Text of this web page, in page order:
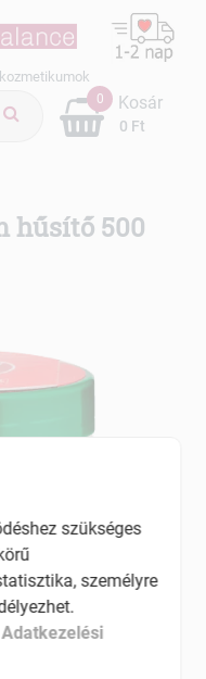
0
0 Ft
Kosár
hűsítő 500
szükséges
személyre
Adatkezelési